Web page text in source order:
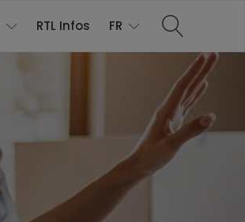
RTL Infos FR